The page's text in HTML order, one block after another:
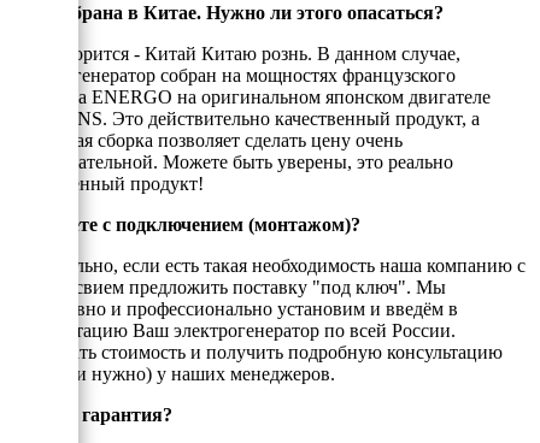
ДГУ собрана в Китае. Нужно ли этого опасаться?
Как говорится - Китай Китаю рознь. В данном случае,
электрогенератор собран на мощностях французского
концерна ENERGO на оригинальном японском двигателе
CUMMINS. Это действительно качественный продукт, а
китайская сборка позволяет сделать цену очень
привлекательной. Можете быть уверены, это реально
качественный продукт!
Поможете с подключением (монтажом)?
Обязательно, если есть такая необходимость наша компанию с
удоволтсвием предложить поставку "под ключ". Мы
оперативно и профессионально установим и введём в
эксплуатацию Ваш электрогенератор по всей России.
Посчитать стоимость и получить подробную консультацию
можно (и нужно) у наших менеджеров.
Есть ли гарантия?